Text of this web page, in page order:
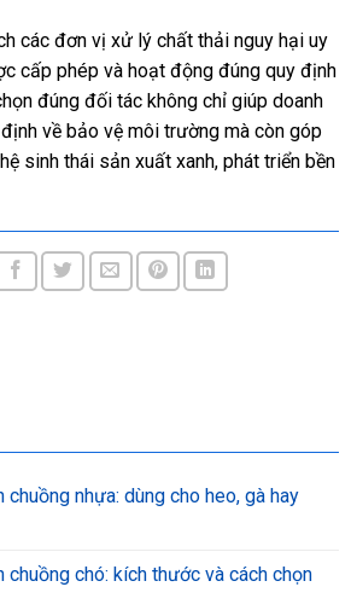
các đơn vị xử lý chất thải nguy hại uy
cấp phép và hoạt động đúng quy định
đúng đối tác không chỉ giúp doanh
về bảo vệ môi trường mà còn góp
sinh thái sản xuất xanh, phát triển bền
chuồng nhựa: dùng cho heo, gà hay
chuồng chó: kích thước và cách chọn